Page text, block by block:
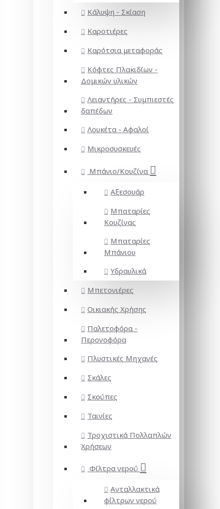
Κάλυψη - Σκίαση
Καροτιέρες
Καρότσια μεταφοράς
Κόφτες Πλακιδίων -
Δομικών υλικών
Λειαντήρες - Συμπιεστές
δαπέδων
Λουκέτα - Αφαλοί
Μικροσυσκευές
Μπάνιο/Κουζίνα
Αξεσουάρ
Μπαταρίες
Κουζίνας
Μπαταρίες
Μπάνιου
Υδραυλικά
Μπετονιέρες
Οικιακής Χρήσης
Παλετοφόρα -
Περονοφόρα
Πλυστικές Μηχανές
Σκάλες
Σκούπες
Ταινίες
Τροχιστικά Πολλαπλών
Χρήσεων
Φίλτρα νερού
Ανταλλακτικά
φίλτρων νερού